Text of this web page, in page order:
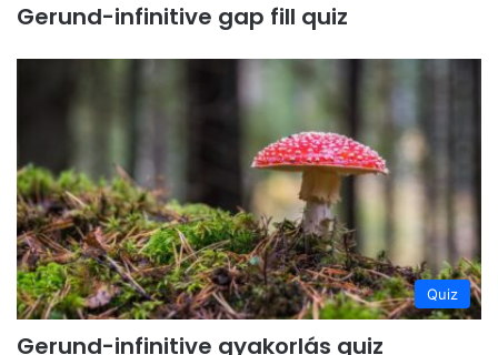
Gerund-infinitive gap fill quiz
Quiz
Gerund-infinitive gyakorlás quiz